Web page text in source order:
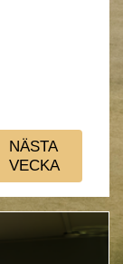
NÄSTA
VECKA